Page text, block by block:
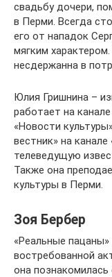
свадьбу дочери,
в Перми. Всегда
его от нападок
мягким
несдержанна в
Юлия Гришнина –
работает на
«Новости
вестник» на
телеведущую
Также она
культуры в Перми.
Зоя Бербер
«Реальные
востребованной
она